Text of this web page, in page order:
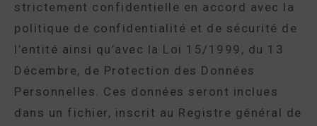
strictement confidentielle en accord avec la
politique de confidentialité et de sécurité de
l’entité ainsi qu’avec la Loi 15/1999, du 13
Décembre, de Protection des Données
Personnelles. Ces données seront inclues
dans un fichier, inscrit au Registre général de